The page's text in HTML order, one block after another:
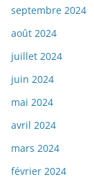
septembre 2024
août 2024
juillet 2024
juin 2024
mai 2024
avril 2024
mars 2024
février 2024